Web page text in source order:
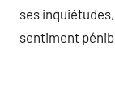
ses
sentiment